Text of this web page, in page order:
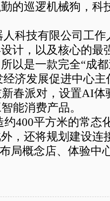
的巡逻机械狗，科
科技有限公司工
计，以及核心的最
以是一款完全“成
济发展促进中心
春派对，设置AI体
能消费产品。
约400平方米的常态
，还将规划建设连
局概念店、体验中